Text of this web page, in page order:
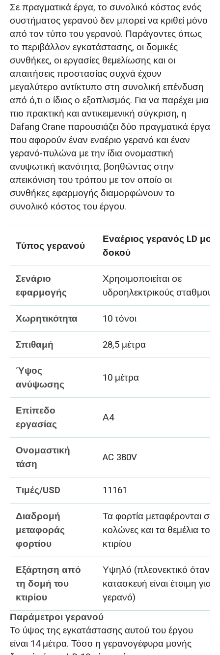
Σε πραγματικά έργα, το συνολικό κόστος ενός
συστήματος γερανού δεν μπορεί να κριθεί μόνο
από τον τύπο του γερανού. Παράγοντες όπως
το περιβάλλον εγκατάστασης, οι δομικές
συνθήκες, οι εργασίες θεμελίωσης και οι
απαιτήσεις προστασίας συχνά έχουν
μεγαλύτερο αντίκτυπο στη συνολική επένδυση
από ό,τι ο ίδιος ο εξοπλισμός. Για να παρέχει μια
πιο πρακτική και αντικειμενική σύγκριση, η
Dafang Crane παρουσιάζει δύο πραγματικά έργα
που αφορούν έναν εναέριο γερανό και έναν
γερανό-πυλώνα με την ίδια ονομαστική
ανυψωτική ικανότητα, βοηθώντας στην
απεικόνιση του τρόπου με τον οποίο οι
συνθήκες εφαρμογής διαμορφώνουν το
συνολικό κόστος του έργου.
Τύπος γερανού
Εναέριος γερανός LD
δοκού
Σενάριο
εφαρμογής
Χρησιμοποιείται σε
υδροηλεκτρικούς σταθμούς
Χωρητικότητα
10 τόνοι
Σπιθαμή
28,5 μέτρα
Ύψος
ανύψωσης
10 μέτρα
Επίπεδο
εργασίας
Α4
Ονομαστική
τάση
AC 380V
Τιμές/USD
11161
Διαδρομή
μεταφοράς
φορτίου
Τα φορτία μεταφέρονται στις
κολώνες και τα θεμέλια του
κτιρίου
Εξάρτηση από
τη δομή του
κτιρίου
Υψηλό (πλεονεκτικό όταν η
κατασκευή είναι έτοιμη για
γερανό)
Παράμετροι γερανού
Το ύψος της εγκατάστασης αυτού του έργου
είναι 14 μέτρα. Τόσο η γερανογέφυρα μονής